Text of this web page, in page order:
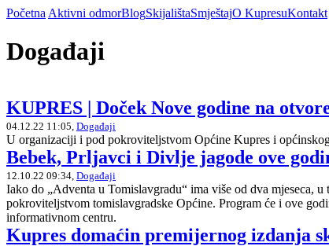
Početna Aktivni odmorBlogSkijalištaSmještajO KupresuKontakt
Događaji
KUPRES | Doček Nove godine na
04.12.22 11:05, Događaji
U organizaciji i pod pokroviteljstvom Općine Kupres i
Bebek, Prljavci i Divlje jagode ove
12.10.22 09:34, Događaji
Iako do „Adventa u Tomislavgradu“ ima više od dva mjeseca,
pokroviteljstvom tomislavgradske Općine. Program će i ove
informativnom centru.
Kupres domaćin premijernog izdanja